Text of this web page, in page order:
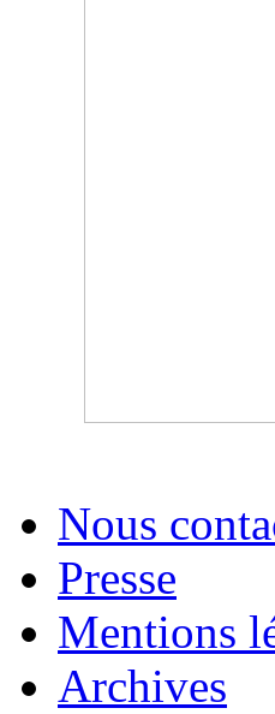
Nous
Presse
Mentions
Archives